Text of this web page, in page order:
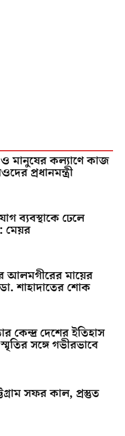
মানুষের কল্যাণে কাজ
প্রধানমন্ত্রী
ব্যবস্থাকে ঢেলে
মেয়র
আলমগীরের মায়ের
শাহাদাতের শোক
কেন্দ্র দেশের ইতিহাস
সঙ্গে গভীরভাবে
সফর কাল, প্রস্তুত